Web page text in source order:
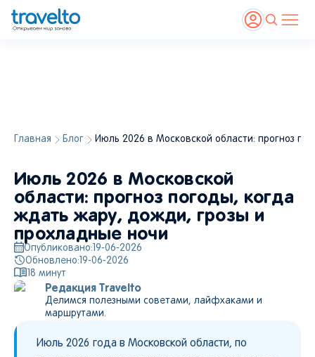
Главная Блог Июль 2026 в Московской области: прогноз
Июль 2026 в Московской
области: прогноз погоды, когда
ждать жару, дожди, грозы и
прохладные ночи
Опубликовано: 19-06-2026
Обновлено: 19-06-2026
18 минут
Редакция Travelto
Делимся полезными советами, лайфхаками и
маршрутами.
Июль 2026 года в Московской области, по